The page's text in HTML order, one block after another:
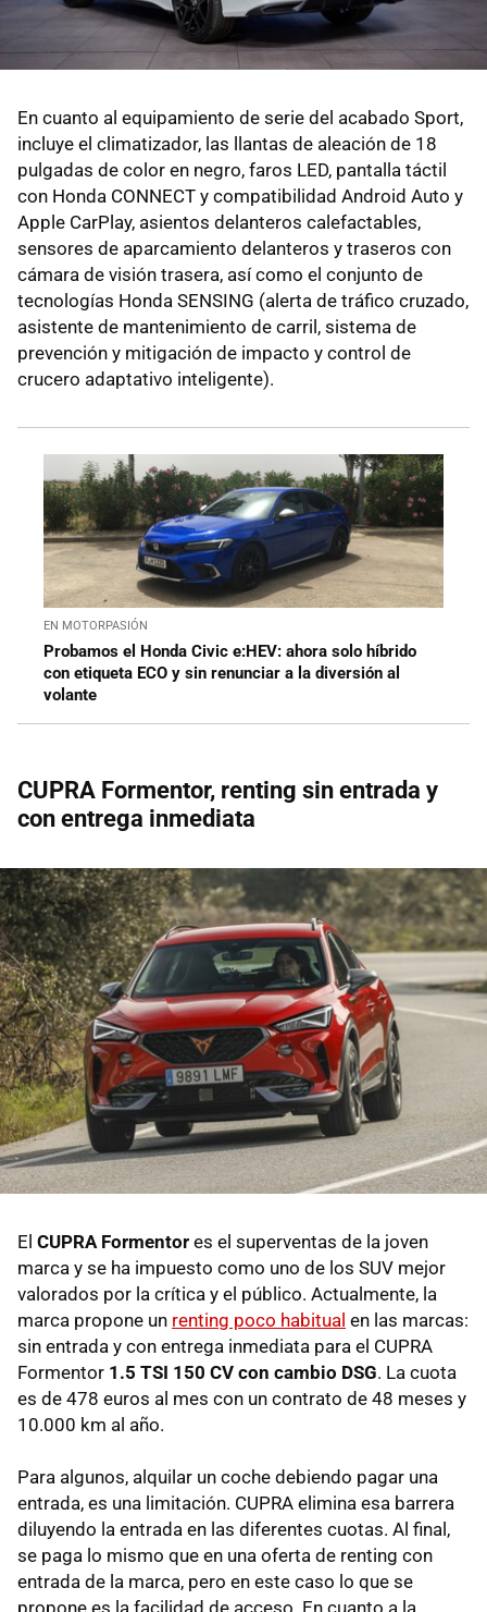
En cuanto al equipamiento de serie del acabado Sport,
incluye el climatizador, las llantas de aleación de 18
pulgadas de color en negro, faros LED, pantalla táctil
con Honda CONNECT y compatibilidad Android Auto y
Apple CarPlay, asientos delanteros calefactables,
sensores de aparcamiento delanteros y traseros con
cámara de visión trasera, así como el conjunto de
tecnologías Honda SENSING (alerta de tráfico cruzado,
asistente de mantenimiento de carril, sistema de
prevención y mitigación de impacto y control de
crucero adaptativo inteligente).
EN MOTORPASIÓN
Probamos el Honda Civic e:HEV: ahora solo híbrido
con etiqueta ECO y sin renunciar a la diversión al
volante
CUPRA Formentor, renting sin entrada y
con entrega inmediata
El CUPRA Formentor es el superventas de la joven
marca y se ha impuesto como uno de los SUV mejor
valorados por la crítica y el público. Actualmente, la
marca propone un renting poco habitual en las marcas:
sin entrada y con entrega inmediata para el CUPRA
Formentor 1.5 TSI 150 CV con cambio DSG. La cuota
es de 478 euros al mes con un contrato de 48 meses y
10.000 km al año.
Para algunos, alquilar un coche debiendo pagar una
entrada, es una limitación. CUPRA elimina esa barrera
diluyendo la entrada en las diferentes cuotas. Al final,
se paga lo mismo que en una oferta de renting con
entrada de la marca, pero en este caso lo que se